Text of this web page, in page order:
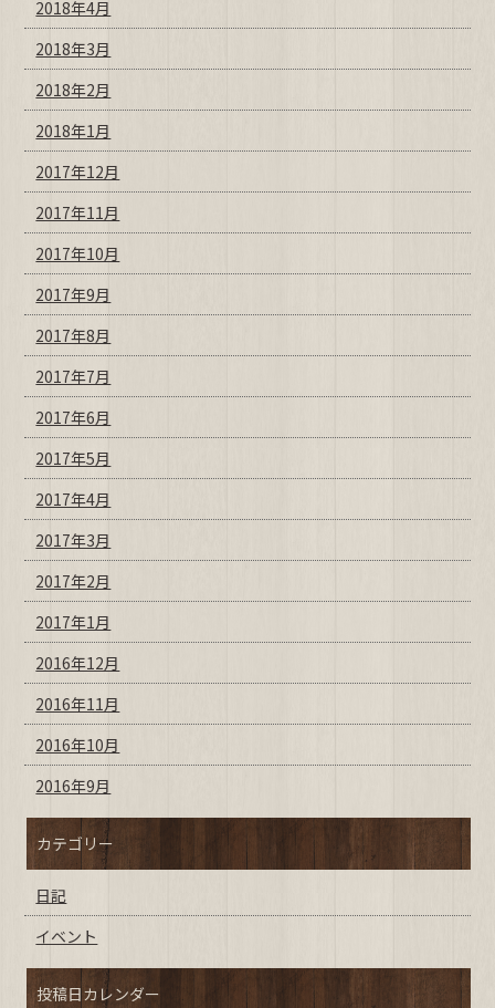
2018年4月
2018年3月
2018年2月
2018年1月
2017年12月
2017年11月
2017年10月
2017年9月
2017年8月
2017年7月
2017年6月
2017年5月
2017年4月
2017年3月
2017年2月
2017年1月
2016年12月
2016年11月
2016年10月
2016年9月
カテゴリー
日記
イベント
投稿日カレンダー